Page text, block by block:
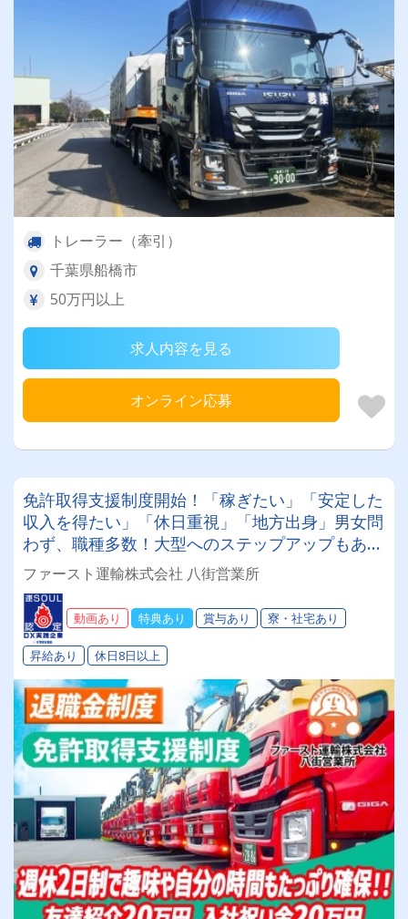
トレーラー（牽引）
千葉県船橋市
50万円以上
求人内容を見る
オンライン応募
免許取得支援制度開始！「稼ぎたい」「安定した
収入を得たい」「休日重視」「地方出身」男女問
わず、職種多数！大型へのステップアップもあ
り！！ ●社員寮あり ●退職金あり ●免許取得支援
制度あり ●入社祝い金あり
ファースト運輸株式会社 八街営業所
動画あり 特典あり 賞与あり 寮・社宅あり
昇給あり 休日8日以上